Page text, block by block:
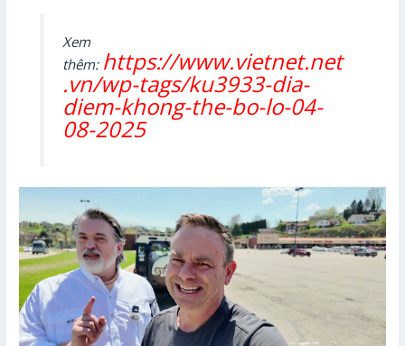
Xem
thêm: https://www.vietnet.net
.vn/wp-tags/ku3933-dia-
diem-khong-the-bo-lo-04-
08-2025